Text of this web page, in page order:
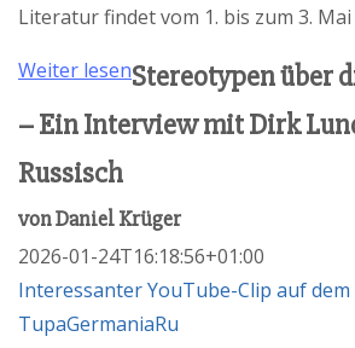
Literatur findet vom 1. bis zum 3.
Weiter lesenStereotypen über
– Ein Interview mit Dirk
Russisch
vonDaniel Krüger
2026-01-24T16:18:56+01:00
Interessanter YouTube-Clip auf dem
TupaGermaniaRu